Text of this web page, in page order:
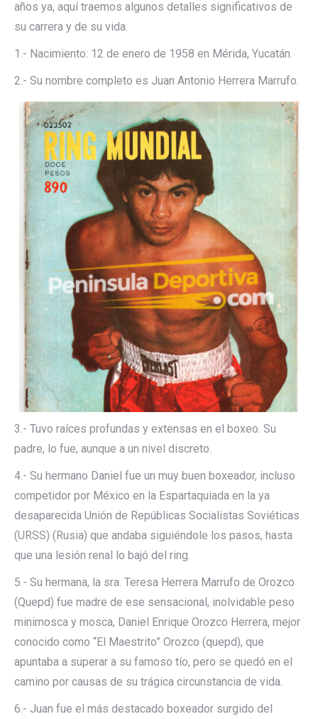
años ya, aquí traemos algunos detalles significativos de
su carrera y de su vida.
1.- Nacimiento: 12 de enero de 1958 en Mérida, Yucatán.
2.- Su nombre completo es Juan Antonio Herrera Marrufo.
3.- Tuvo raíces profundas y extensas en el boxeo. Su
padre, lo fue, aunque a un nivel discreto.
4.- Su hermano Daniel fue un muy buen boxeador, incluso
competidor por México en la Espartaquiada en la ya
desaparecida Unión de Repúblicas Socialistas Soviéticas
(URSS) (Rusia) que andaba siguiéndole los pasos, hasta
que una lesión renal lo bajó del ring.
5.- Su hermana, la sra. Teresa Herrera Marrufo de Orozco
(Quepd) fue madre de ese sensacional, inolvidable peso
minimosca y mosca, Daniel Enrique Orozco Herrera, mejor
conocido como “El Maestrito” Orozco (quepd), que
apuntaba a superar a su famoso tío, pero se quedó en el
camino por causas de su trágica circunstancia de vida.
6.- Juan fue el más destacado boxeador surgido del